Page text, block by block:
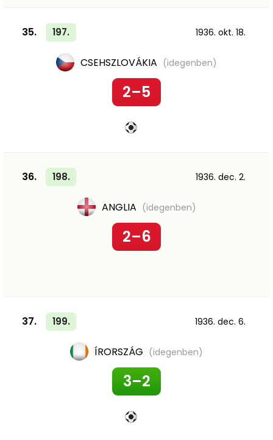
35. 197. 1936. okt. 18.
CSEHSZLOVÁKIA (idegenben)
2–5
36. 198. 1936. dec. 2.
ANGLIA (idegenben)
2–6
37. 199. 1936. dec. 6.
ÍRORSZÁG (idegenben)
3–2